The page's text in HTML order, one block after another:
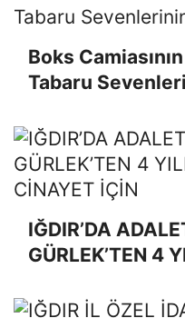
Boks
Tabaru
IĞDIR’DA
GÜRLEK’TEN 4
"TAKİPÇİSİ